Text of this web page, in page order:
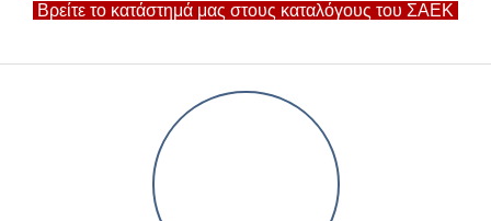
Βρείτε το κατάστημά μας στους καταλόγους του ΣΑΕΚ